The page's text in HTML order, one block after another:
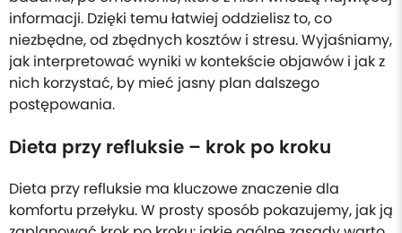
informacji. Dzięki temu łatwiej oddzielisz to, co
niezbędne, od zbędnych kosztów i stresu. Wyjaśniamy,
jak interpretować wyniki w kontekście objawów i jak z
nich korzystać, by mieć jasny plan dalszego
postępowania.
Dieta przy refluksie – krok po kroku
Dieta przy refluksie ma kluczowe znaczenie dla
komfortu przełyku. W prosty sposób pokazujemy, jak ją